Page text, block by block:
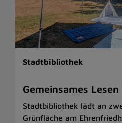
Stadtbibliothek
Gemeinsames
Stadtbibliothek lädt an
Grünfläche am